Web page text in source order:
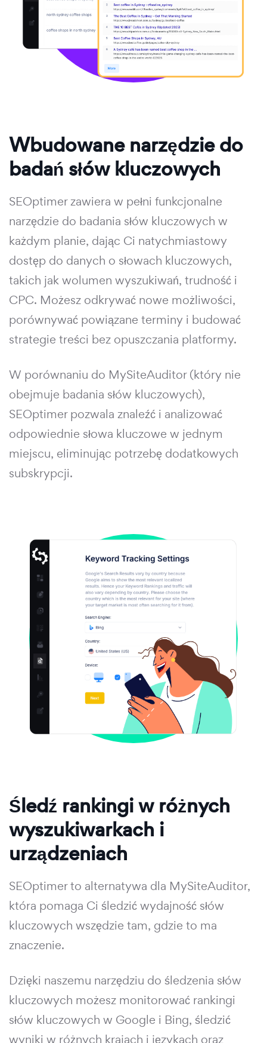
Wbudowane narzędzie do
badań słów kluczowych
SEOptimer zawiera w pełni funkcjonalne
narzędzie do badania słów kluczowych w
każdym planie, dając Ci natychmiastowy
dostęp do danych o słowach kluczowych,
takich jak wolumen wyszukiwań, trudność i
CPC. Możesz odkrywać nowe możliwości,
porównywać powiązane terminy i budować
strategie treści bez opuszczania platformy.
W porównaniu do MySiteAuditor (który nie
obejmuje badania słów kluczowych),
SEOptimer pozwala znaleźć i analizować
odpowiednie słowa kluczowe w jednym
miejscu, eliminując potrzebę dodatkowych
subskrypcji.
Śledź rankingi w różnych
wyszukiwarkach i
urządzeniach
SEOptimer to alternatywa dla MySiteAuditor,
która pomaga Ci śledzić wydajność słów
kluczowych wszędzie tam, gdzie to ma
znaczenie.
Dzięki naszemu narzędziu do śledzenia słów
kluczowych możesz monitorować rankingi
słów kluczowych w Google i Bing, śledzić
wyniki w różnych krajach i językach oraz